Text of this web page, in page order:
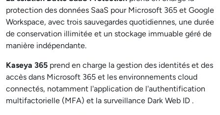
protection des données SaaS pour Microsoft 365 et Google
Workspace, avec trois sauvegardes quotidiennes, une durée
de conservation illimitée et un stockage immuable géré de
manière indépendante.
Kaseya 365 prend en charge la gestion des identités et des
accès dans Microsoft 365 et les environnements cloud
connectés, notamment l'application de l'authentification
multifactorielle (MFA) et la surveillance Dark Web ID .